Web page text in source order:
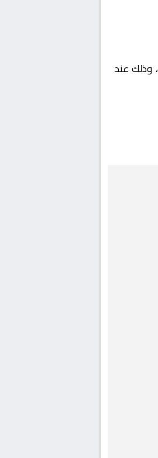
يستضيف اليوم 2026-01-10 لقاءً مرتقبًا يجمع بين بيرنلي و ميلوال ضمن منافسات بطولة إنجلترا, كاس الاتحاد الإنجليزي - الدور 3، وذلك عند